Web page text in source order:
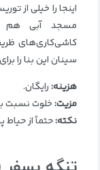
اینجا را خیلی از
مسجد آبی هم
کاشی‌کاری‌های
سینان این بنا را
هزینه:رایگان.
مزیت:خلوت نسبت
نکته:حتماً از